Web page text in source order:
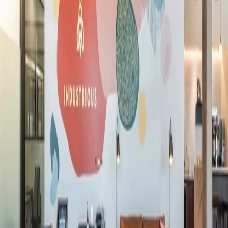
trabajo y de miembro, punto.
Encontrar una Ubicación
La mejor experiencia de espacio de
trabajo y de miembro, punto.
Encontrar una UbicaciónEncontrar una Ubicación
Ubicaciones
Norteamérica
Europa
Australia
Espacios de Trabajo
Oficinas Privadas
Coworkingmás popular
Suites de Equipo
Salas de Reuniones